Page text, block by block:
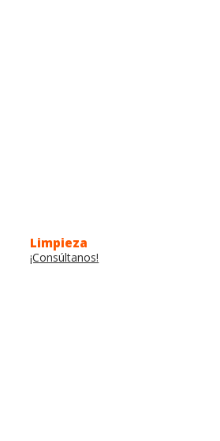
Limpieza
¡Consúltanos!